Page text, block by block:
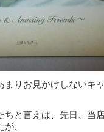
まりお見かけしないキ
ちと言えば、先日、当
、